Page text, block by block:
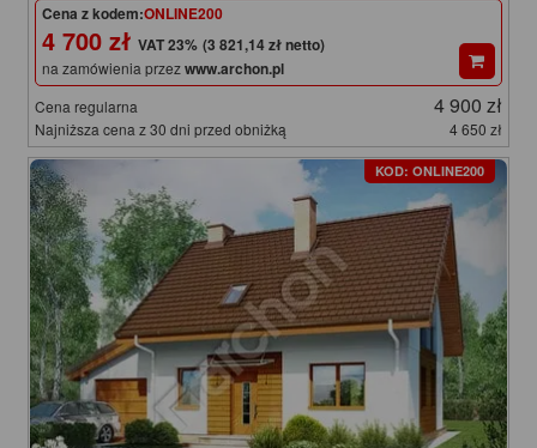
Cena z kodem:ONLINE200
4 700 zł (3 821,14 zł netto)
na zamówienia przezwww.archon.pl
Cena regularna 4 900 zł
Najniższa cena z 30 dni przed obniżką 4 650 zł
KOD: ONLINE200